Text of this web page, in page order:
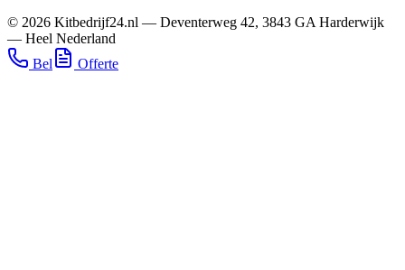
© 2026 Kitbedrijf24.nl — Deventerweg 42, 3843 GA Harderwijk
— Heel Nederland
Bel
Offerte